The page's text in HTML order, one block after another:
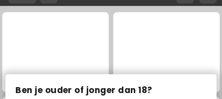
Ben je ouder of jonger dan 18?